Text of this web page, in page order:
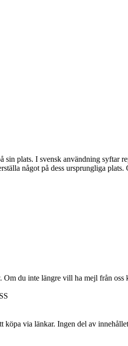
plats. I svensk användning syftar
något på dess ursprungliga
du inte längre vill ha mejl från oss
via länkar. Ingen del av